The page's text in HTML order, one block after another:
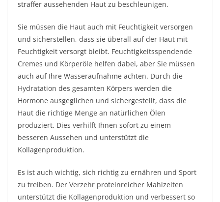
straffer aussehenden Haut zu beschleunigen.
Sie müssen die Haut auch mit Feuchtigkeit versorgen
und sicherstellen, dass sie überall auf der Haut mit
Feuchtigkeit versorgt bleibt. Feuchtigkeitsspendende
Cremes und Körperöle helfen dabei, aber Sie müssen
auch auf Ihre Wasseraufnahme achten. Durch die
Hydratation des gesamten Körpers werden die
Hormone ausgeglichen und sichergestellt, dass die
Haut die richtige Menge an natürlichen Ölen
produziert. Dies verhilft Ihnen sofort zu einem
besseren Aussehen und unterstützt die
Kollagenproduktion.
Es ist auch wichtig, sich richtig zu ernähren und Sport
zu treiben. Der Verzehr proteinreicher Mahlzeiten
unterstützt die Kollagenproduktion und verbessert so